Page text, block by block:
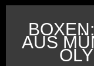
AUS